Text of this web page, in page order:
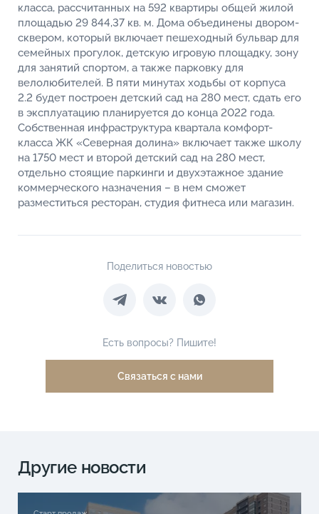
класса, рассчитанных на 592 квартиры общей жилой
площадью 29 844,37 кв. м. Дома объединены двором-
сквером, который включает пешеходный бульвар для
семейных прогулок, детскую игровую площадку, зону
для занятий спортом, а также парковку для
велолюбителей. В пяти минутах ходьбы от корпуса
2.2 будет построен детский сад на 280 мест, сдать его
в эксплуатацию планируется до конца 2022 года.
Собственная инфраструктура квартала комфорт-
класса ЖК «Северная долина» включает также школу
на 1750 мест и второй детский сад на 280 мест,
отдельно стоящие паркинги и двухэтажное здание
коммерческого назначения – в нем сможет
разместиться ресторан, студия фитнеса или магазин.
Поделиться новостью
Есть вопросы? Пишите!
Связаться с нами
Другие новости